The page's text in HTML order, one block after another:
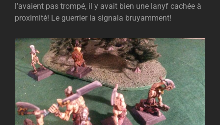
l’avaient pas trompé, il y avait bien une lanyf cachée à
proximité! Le guerrier la signala bruyamment!